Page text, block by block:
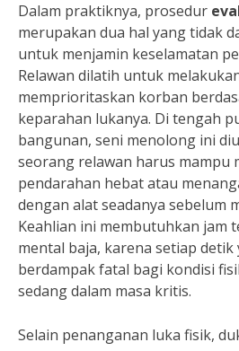
Dalam praktiknya, prosedur
merupakan dua hal yang tidak
untuk menjamin keselamatan
Relawan dilatih untuk
memprioritaskan korban
keparahan lukanya. Di tengah
bangunan, seni menolong ini
seorang relawan harus mampu
pendarahan hebat atau
dengan alat seadanya sebelum
Keahlian ini membutuhkan jam
mental baja, karena setiap
berdampak fatal bagi kondisi
sedang dalam masa kritis.
Selain penanganan luka fisik,